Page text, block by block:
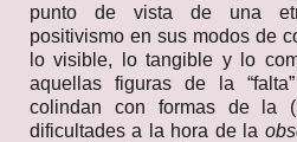
punto de vista de una
positivismo en sus modos de
lo visible, lo tangible y lo
aquellas figuras de la
colindan con formas de la
dificultades a la hora de la